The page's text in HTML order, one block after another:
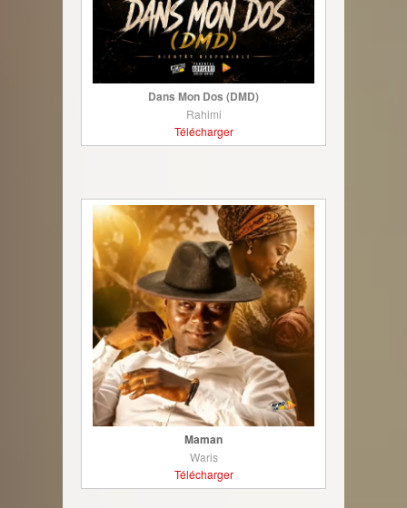
Dans Mon Dos (DMD)
Rahimi
Télécharger
Maman
Waris
Télécharger